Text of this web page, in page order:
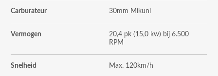
Carburateur 30mm Mikuni
Vermogen
20,4 pk (15,0 kw) bij 6.500
RPM
Snelheid Max. 120km/h